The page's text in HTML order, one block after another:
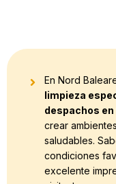
En Nord
limpieza
despachos
crear
saludables.
condiciones
excelente